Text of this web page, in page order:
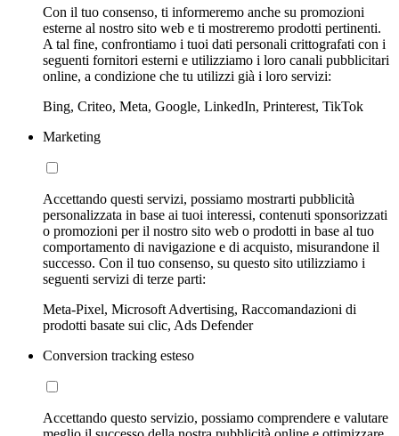
Con il tuo consenso, ti informeremo anche su promozioni
esterne al nostro sito web e ti mostreremo prodotti pertinenti.
A tal fine, confrontiamo i tuoi dati personali crittografati con i
seguenti fornitori esterni e utilizziamo i loro canali pubblicitari
online, a condizione che tu utilizzi già i loro servizi:
Bing, Criteo, Meta, Google, LinkedIn, Printerest, TikTok
Marketing
Accettando questi servizi, possiamo mostrarti pubblicità
personalizzata in base ai tuoi interessi, contenuti sponsorizzati
o promozioni per il nostro sito web o prodotti in base al tuo
comportamento di navigazione e di acquisto, misurandone il
successo. Con il tuo consenso, su questo sito utilizziamo i
seguenti servizi di terze parti:
Meta-Pixel, Microsoft Advertising, Raccomandazioni di
prodotti basate sui clic, Ads Defender
Conversion tracking esteso
Accettando questo servizio, possiamo comprendere e valutare